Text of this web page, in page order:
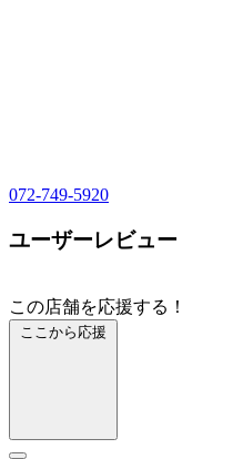
072-749-5920
ユーザーレビュー
この店舗を応援する！
ここから応援